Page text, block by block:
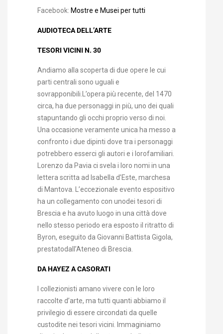
Facebook: Mostre e Musei per tutti
AUDIOTECA DELL’ARTE
TESORI VICINI N. 30
Andiamo alla scoperta di due opere le cui
parti centrali sono uguali e
sovrapponibili.L’opera più recente, del 1470
circa, ha due personaggi in più, uno dei quali
stapuntando gli occhi proprio verso di noi.
Una occasione veramente unica ha messo a
confronto i due dipinti dove tra i personaggi
potrebbero esserci gli autori e i lorofamiliari.
Lorenzo da Pavia ci svela i loro nomi in una
lettera scritta ad Isabella d’Este, marchesa
di Mantova. L’eccezionale evento espositivo
ha un collegamento con unodei tesori di
Brescia e ha avuto luogo in una città dove
nello stesso periodo era esposto il ritratto di
Byron, eseguito da Giovanni Battista Gigola,
prestatodall’Ateneo di Brescia.
DA HAYEZ A CASORATI
I collezionisti amano vivere con le loro
raccolte d’arte, ma tutti quanti abbiamo il
privilegio di essere circondati da quelle
custodite nei tesori vicini. Immaginiamo